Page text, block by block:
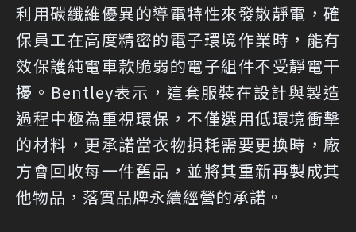
利用碳纖維優異的導電特性來發散靜電，確
保員工在高度精密的電子環境作業時，能有
效保護純電車款脆弱的電子組件不受靜電干
擾。Bentley表示，這套服裝在設計與製造
過程中極為重視環保，不僅選用低環境衝擊
的材料，更承諾當衣物損耗需要更換時，廠
方會回收每一件舊品，並將其重新再製成其
他物品，落實品牌永續經營的承諾。